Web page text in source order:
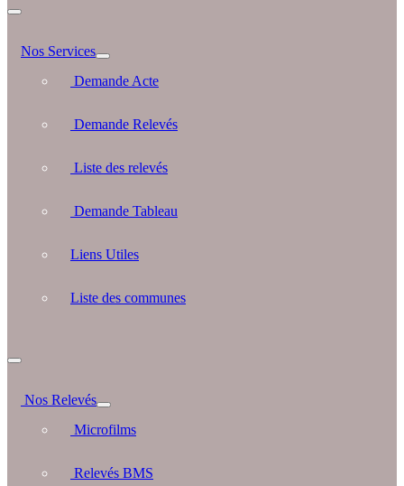
Nos Services
Demande Acte
Demande Relevés
Liste des relevés
Demande Tableau
Liens Utiles
Liste des communes
Nos Relevés
Microfilms
Relevés BMS